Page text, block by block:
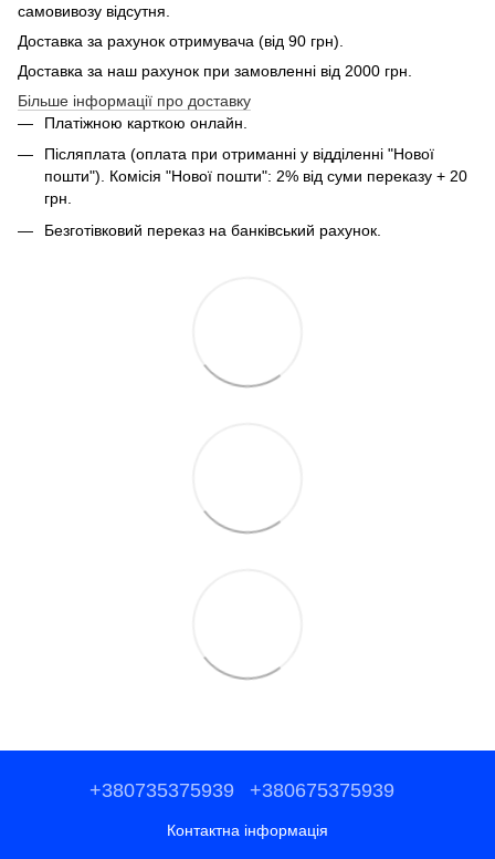
самовивозу відсутня.
Доставка за рахунок отримувача (від 90 грн).
Доставка за наш рахунок при замовленні від 2000 грн.
Більше інформації про доставку
Платіжною карткою онлайн.
Післяплата (оплата при отриманні у відділенні "Нової
пошти"). Комісія "Нової пошти": 2% від суми переказу + 20
грн.
Безготівковий переказ на банківський рахунок.
+380735375939 +380675375939
Контактна інформація